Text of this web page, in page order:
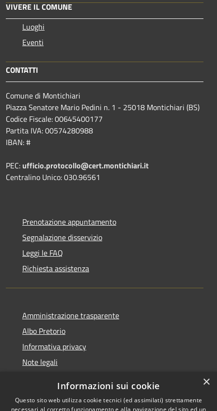
VIVERE IL COMUNE
Luoghi
Eventi
CONTATTI
Comune di Montichiari
Piazza Senatore Mario Pedini n. 1 - 25018 Montichiari (BS)
Codice Fiscale: 00645400177
Partita IVA: 00574280988
IBAN: #
PEC: ufficio.protocollo@cert.montichiari.it
Centralino Unico: 030.96561
Prenotazione appuntamento
Segnalazione disservizio
Leggi le FAQ
Richiesta assistenza
Amministrazione trasparente
Albo Pretorio
Informativa privacy
Note legali
Whisteblowing
×
Informazioni sui cookie
Questo sito web utilizza cookie tecnici (ed assimilati) strettamente
necessari al corretto funzionamento e alla navigazione del sito ed un